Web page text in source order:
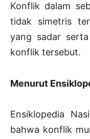
Konflik dalam
tidak simetris
yang sadar
konflik tersebut.
Menurut
Ensiklopedia
bahwa konflik